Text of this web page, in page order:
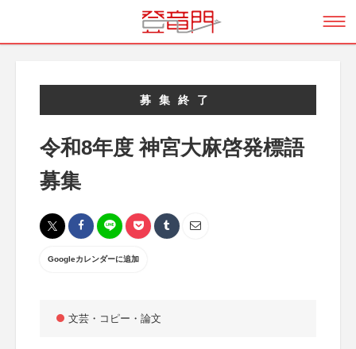
募集終了
令和8年度 神宮大麻啓発標語
募集
Googleカレンダーに追加
文芸・コピー・論文